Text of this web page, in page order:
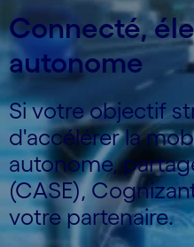
Connecté,
autonome
Si votre objectif
d'accélérer la
autonome,
(CASE),
votre partenaire.